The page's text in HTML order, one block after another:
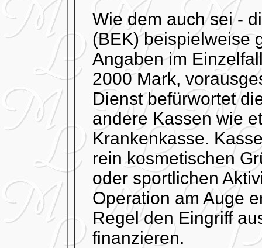
Wie dem auch sei -
(BEK) beispielweise
Angaben im
2000 Mark,
Dienst befürwortet
andere Kassen wie
Krankenkasse.
rein kosmetischen
oder sportlichen
Operation am Auge
Regel den Eingriff
finanzieren.